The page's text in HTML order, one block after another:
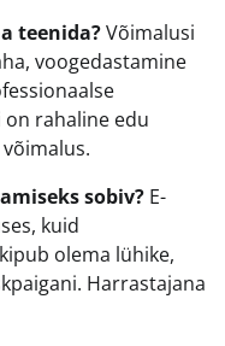
teenida?Võimalusi
voogedastamine
on rahaline edu
sobiv? E-
kuid
olema lühike,
Harrastajana